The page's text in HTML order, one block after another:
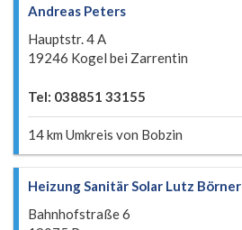
Andreas Peters
Hauptstr. 4 A
19246 Kogel bei Zarrentin
Tel: 038851 33155
14 km Umkreis von Bobzin
Heizung Sanitär Solar Lutz Börner
Bahnhofstraße 6